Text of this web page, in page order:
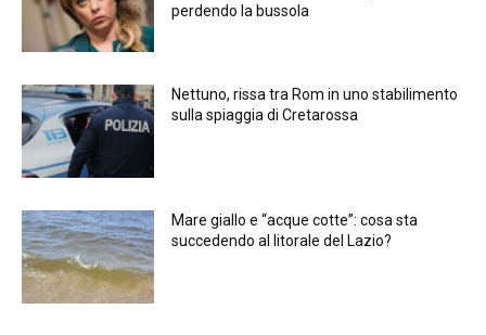
perdendo la bussola
Nettuno, rissa tra Rom in uno stabilimento
sulla spiaggia di Cretarossa
Mare giallo e “acque cotte”: cosa sta
succedendo al litorale del Lazio?